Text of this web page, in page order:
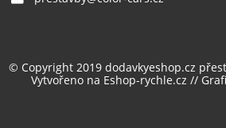
© Copyright 2019 dodavkyeshop.cz
Vytvořeno na Eshop-rychle.cz //